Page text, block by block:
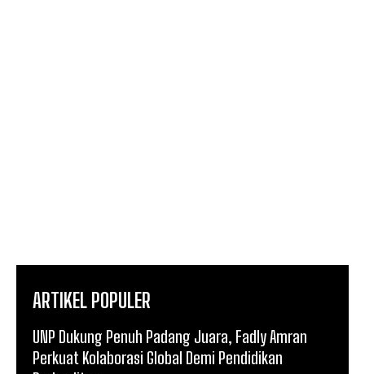
ARTIKEL POPULER
UNP Dukung Penuh Padang Juara, Fadly Amran
Perkuat Kolaborasi Global Demi Pendidikan